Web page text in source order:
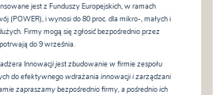
jest z Funduszy Europejskich, w ramach
(POWER), i wynosi do 80 proc. dla mikro-, małych i
Firmy mogą się zgłosić bezpośrednio przez
do 9 września.
Innowacji jest zbudowanie w firmie zespołu
do efektywnego wdrażania innowacji i zarządzani
zapraszamy bezpośrednio firmy, a pośrednio ich